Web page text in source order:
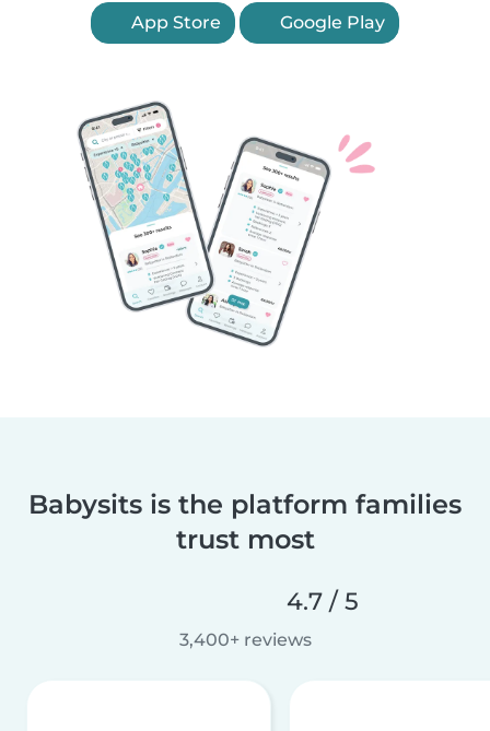
App Store Google Play
Babysits is the platform families
trust most
4.7 / 5
3,400+ reviews